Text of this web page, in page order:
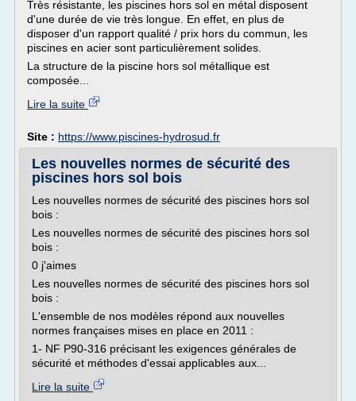
Très résistante, les piscines hors sol en métal disposent
d'une durée de vie très longue. En effet, en plus de
disposer d'un rapport qualité / prix hors du commun, les
piscines en acier sont particulièrement solides.
La structure de la piscine hors sol métallique est
composée...
Lire la suite
Site : https://www.piscines-hydrosud.fr
Les nouvelles normes de sécurité des
piscines hors sol bois
Les nouvelles normes de sécurité des piscines hors sol
bois :
Les nouvelles normes de sécurité des piscines hors sol
bois :
0 j'aimes
Les nouvelles normes de sécurité des piscines hors sol
bois :
L'ensemble de nos modèles répond aux nouvelles
normes françaises mises en place en 2011 :
1- NF P90-316 précisant les exigences générales de
sécurité et méthodes d'essai applicables aux...
Lire la suite